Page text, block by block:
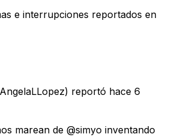
e interrupciones reportados en
reportó hace 6
marean de @simyo inventando